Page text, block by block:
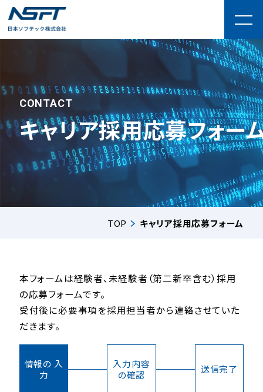
CONTACT
キャリア採用応募フォー
TOP キャリア採用応募フォーム
本フォームは経験者、未経験者（第二新卒含む）採用
の応募フォームです。
受付後に必要事項を採用担当者から連絡させていた
だきます。
情報の 入
力
入力内容
の確認
送信完了